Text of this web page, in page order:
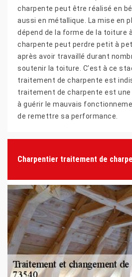
charpente peut être réalisé en
aussi en métallique. La mise en
dépend de la forme de la toiture
charpente peut perdre petit à
après avoir travaillé durant
soutenir la toiture. C’est à ce
traitement de charpente est
traitement de charpente est
à guérir le mauvais
de remettre sa performance.
Charpentier traitement de